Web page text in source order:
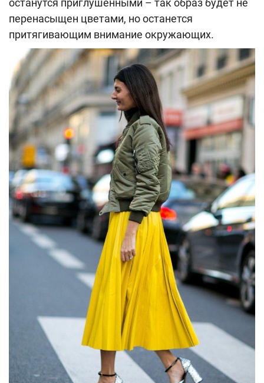
останутся приглушенными – так образ будет не
перенасыщен цветами, но останется
притягивающим внимание окружающих.